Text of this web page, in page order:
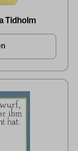
Tidholm